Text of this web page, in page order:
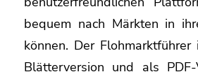
bequem nach Märkten in
können. Der
Blätterversion und als